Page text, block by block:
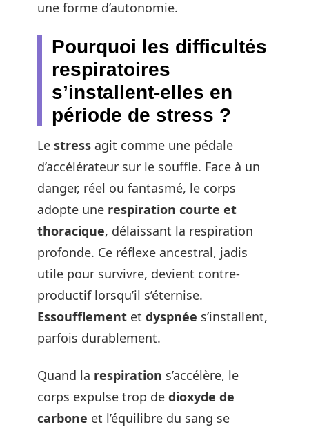
une forme d’autonomie.
Pourquoi les difficultés
respiratoires
s’installent-elles en
période de stress ?
Le stress agit comme une pédale
d’accélérateur sur le souffle. Face à un
danger, réel ou fantasmé, le corps
adopte une respiration courte et
thoracique, délaissant la respiration
profonde. Ce réflexe ancestral, jadis
utile pour survivre, devient contre-
productif lorsqu’il s’éternise.
Essoufflement et dyspnée s’installent,
parfois durablement.
Quand la respiration s’accélère, le
corps expulse trop de dioxyde de
carbone et l’équilibre du sang se